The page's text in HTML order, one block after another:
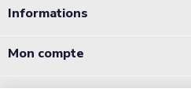
Informations
Mon compte